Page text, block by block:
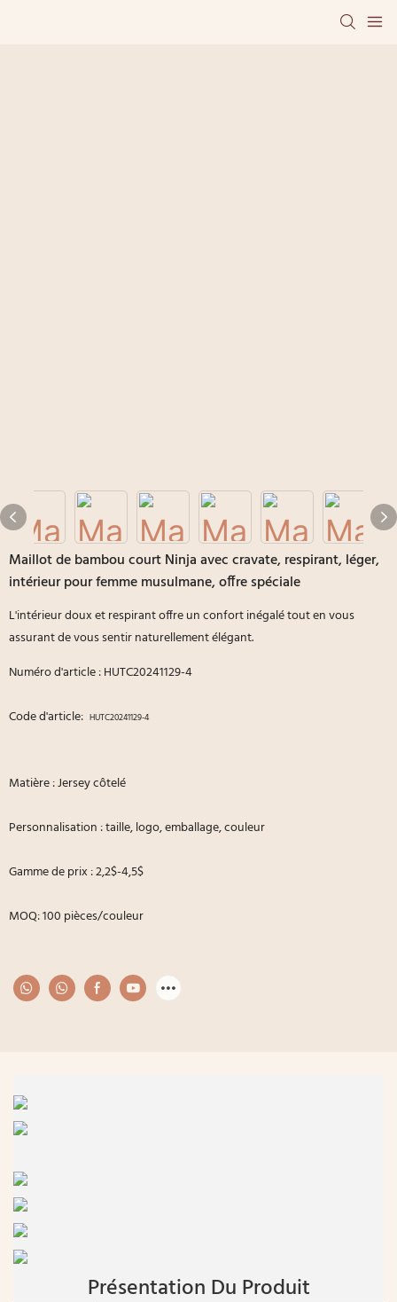
Maillot de bambou court Ninja avec cravate, respirant, léger,
intérieur pour femme musulmane, offre spéciale
L'intérieur doux et respirant offre un confort inégalé tout en vous
assurant de vous sentir naturellement élégant.
Numéro d'article : HUTC20241129-4
Code d'article: HUTC20241129-4
Matière : Jersey côtelé
Personnalisation : taille, logo, emballage, couleur
Gamme de prix : 2,2$-4,5$
MOQ: 100 pièces/couleur
Présentation Du Produit